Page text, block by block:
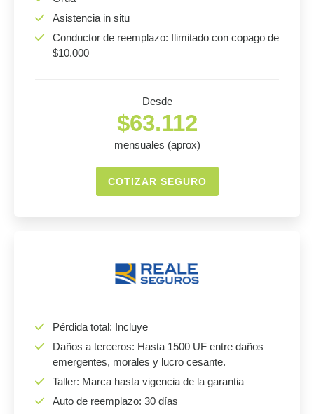
Asistencia in situ
Conductor de reemplazo: Ilimitado con copago de
$10.000
Desde
$63.112
mensuales (aprox)
COTIZAR SEGURO
Pérdida total: Incluye
Daños a terceros: Hasta 1500 UF entre daños
emergentes, morales y lucro cesante.
Taller: Marca hasta vigencia de la garantia
Auto de reemplazo: 30 días